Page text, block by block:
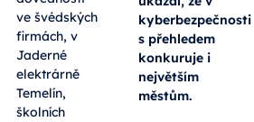
ve švédských
firmách, v
Jaderné
elektrárně
Temelín,
školních
kyberbezpečnosti
s přehledem
konkuruje i
největším
městům.